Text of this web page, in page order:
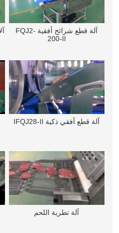
آلة قطع شرائح أفقية FQJ2-
200-II
آلة قطع أفقي ذكية IFQJ28-II
آلة تطرية اللحم